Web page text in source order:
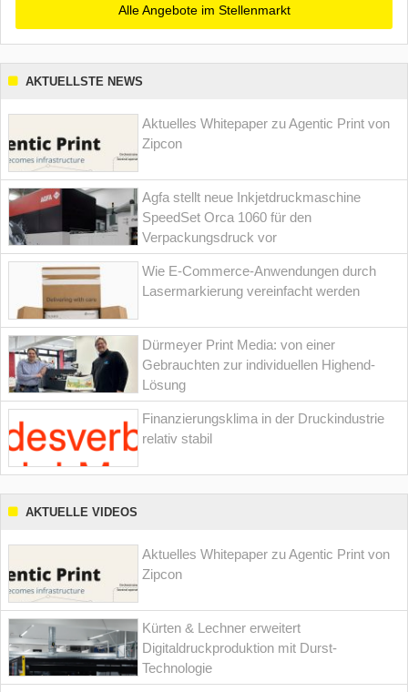
Alle Angebote im Stellenmarkt
AKTUELLSTE NEWS
Aktuelles Whitepaper zu Agentic Print von
Zipcon
Agfa stellt neue Inkjetdruckmaschine
SpeedSet Orca 1060 für den
Verpackungsdruck vor
Wie E-Commerce-Anwendungen durch
Lasermarkierung vereinfacht werden
Dürmeyer Print Media: von einer
Gebrauchten zur individuellen Highend-
Lösung
Finanzierungsklima in der Druckindustrie
relativ stabil
AKTUELLE VIDEOS
Aktuelles Whitepaper zu Agentic Print von
Zipcon
Kürten & Lechner erweitert
Digitaldruckproduktion mit Durst-
Technologie